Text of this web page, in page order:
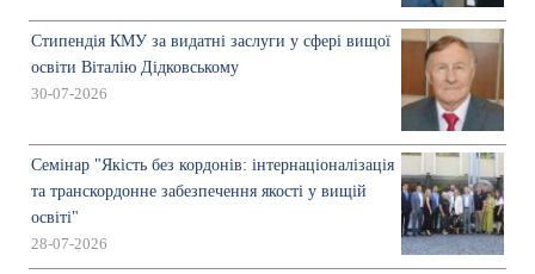
Стипендія КМУ за видатні заслуги у сфері вищої
освіти Віталію Дідковському
30-07-2026
Семінар "Якість без кордонів: інтернаціоналізація
та транскордонне забезпечення якості у вищій
освіті"
28-07-2026